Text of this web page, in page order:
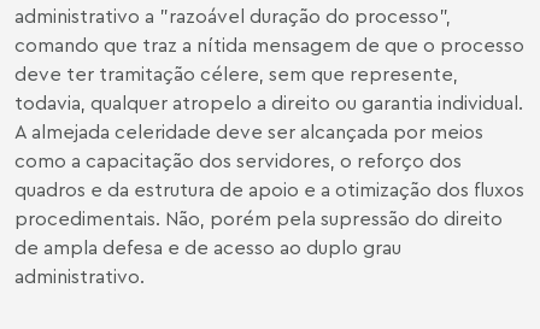
administrativo a "razoável duração do processo",
comando que traz a nítida mensagem de que o processo
deve ter tramitação célere, sem que represente,
todavia, qualquer atropelo a direito ou garantia individual.
A almejada celeridade deve ser alcançada por meios
como a capacitação dos servidores, o reforço dos
quadros e da estrutura de apoio e a otimização dos fluxos
procedimentais. Não, porém pela supressão do direito
de ampla defesa e de acesso ao duplo grau
administrativo.